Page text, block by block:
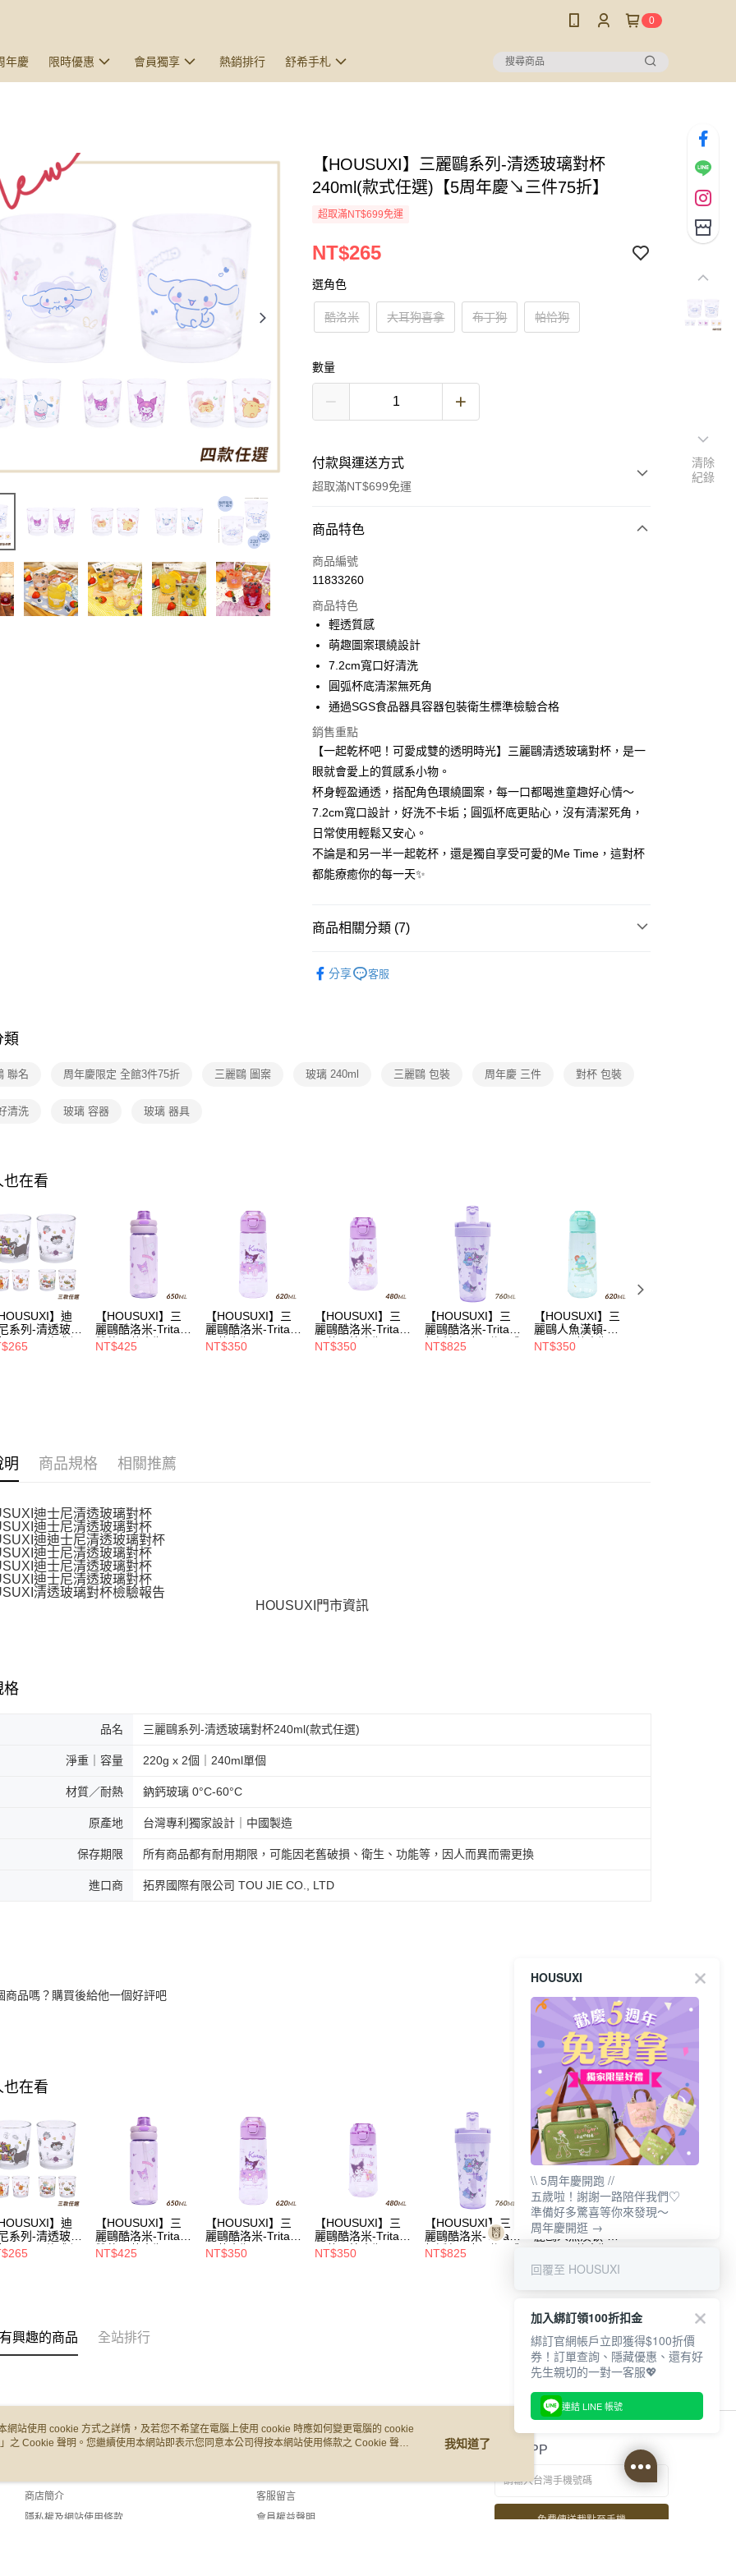
0
年慶 限時優惠 會員獨享 熱銷排行 舒希手札
【HOUSUXI】三麗鷗系列-清透玻璃對杯
240ml(款式任選)【5周年慶↘三件75折】
超取滿NT$699免運
NT$265
選角色
酷洛米 大耳狗喜拿 布丁狗 帕恰狗
數量
付款與運送方式
超取滿NT$699免運
付款方式
信用卡一次付款
LINE Pay
Apple Pay
街口支付
悠遊付
Google Pay
大哥付你分期
相關說明
【大哥付你分期使用說明】
1.本服務由台灣大哥大提供，台灣大哥大用戶可立即使用無須另外申請。
2.付款方式選擇「大哥付你分期」，訂單成立後會自動跳轉到大哥付的交易
流程，驗證手機門號後，選擇欲分期的期數、繳款截止日，確認付款後即
完成交易。
3.實際核准額度、可分期數及費用金額請依後續交易確認頁面所載為準。
無法說明評估內容。
醒簡訊。
2.透過簡訊連結打開帳單後，可選擇「超商條碼／台灣大直營門市／銀行轉
款買賣價金債權讓與本公司後，依約使用本公司帳單繳交帳款。
AFTEE先享後付
相關說明
【關於「AFTEE先享後付」】
AFTEE先享後付是「在收到商品之後才付款」的支付方式。 讓您購物簡單
３．安心：先確認商品／服務後，再付款。
１．於結帳方式選擇「AFTEE先享後付」後，將跳轉至「AFTEE先享後
先享後付繳納相關費用。
２．關於個人資料處理事宜，請瀏覽以下網址：
https://aftee.tw/terms/#terms3
３．未成年的使用者請事先徵得法定代理人或監護人之同意方可使用
「AFTEE先享後付」，若未經同意申辦者引起之損失，本公司不負相關責
４．使用「AFTEE先享後付」時，將依據個別帳號之用戶狀況，依本公司
即時審查核予不同之上限額度；若仍有額度不足之情形，本公司將視審查
結果請求用戶進行身份認證。
５．嚴禁一人註冊多個帳號或使用他人資訊註冊。若發現惡意使用之情
形，恩沛科技股份有限公司將有權停止該用戶之使用額度並採取法律行
ATM付款
運送方式
每筆NT$80，滿NT$699(含以上)免運費
每筆NT$80，滿NT$699(含以上)免運費
商品特色
商品編號
11833260
商品特色
輕透質感
萌趣圖案環繞設計
7.2cm寬口好清洗
圓弧杯底清潔無死角
通過SGS食品器具容器包裝衛生標準檢驗合格
銷售重點
【一起乾杯吧！可愛成雙的透明時光】三麗鷗清透玻璃對杯，是一
眼就會愛上的質感系小物。
杯身輕盈通透，搭配角色環繞圖案，每一口都喝進童趣好心情～
7.2cm寬口設計，好洗不卡垢；圓弧杯底更貼心，沒有清潔死角，
日常使用輕鬆又安心。
不論是和另一半一起乾杯，還是獨自享受可愛的Me Time，這對杯
都能療癒你的每一天✨
商品相關分類 (7)
﹥陶瓷 / 玻璃杯
分享 客服
類
聯名 周年慶限定 全館3件75折 三麗鷗 圖案 玻璃 240ml 三麗鷗 包裝 周年慶 三件 對杯 包裝
清洗 玻璃 容器 玻璃 器具
也在看
】迪
系列-清透玻璃
240ml(款式任
5周年慶↘三
【HOUSUXI】三
麗鷗酷洛米-Tritan
雙飲彈蓋水瓶
650ml【5周年慶↘
NT$425
【HOUSUXI】三
麗鷗酷洛米-Tritan
彈蓋水瓶
620ml(A04)【5周
NT$350
【HOUSUXI】三
麗鷗酷洛米-Tritan
彈蓋吸管水瓶
480ml(A04)【5周
NT$350
【HOUSUXI】三
麗鷗酷洛米-Tritan
輕透舒吸杯(附彈跳
吸管)760ml【5周
NT$825
【HOUSUXI】三
麗鷗人魚漢頓-
Tritan彈蓋水瓶
620ml(A04)【5周
NT$350
明 商品規格 相關推薦
格
品名 三麗鷗系列-清透玻璃對杯240ml(款式任選)
淨重｜容量 220g x 2個｜240ml單個
材質／耐熱 鈉鈣玻璃 0°C-60°C
原產地 台灣專利獨家設計｜中國製造
保存期限 所有商品都有耐用期限，可能因老舊破損、衛生、功能等，因人而異而需更換
進口商 拓界國際有限公司 TOU JIE CO., LTD
商品嗎？購買後給他一個好評吧
也在看
】迪
系列-清透玻璃
240ml(款式任
5周年慶↘三
【HOUSUXI】三
麗鷗酷洛米-Tritan
雙飲彈蓋水瓶
650ml【5周年慶↘
NT$425
【HOUSUXI】三
麗鷗酷洛米-Tritan
彈蓋水瓶
620ml(A04)【5周
NT$350
【HOUSUXI】三
麗鷗酷洛米-Tritan
彈蓋吸管水瓶
480ml(A04)【5周
NT$350
【HOUSUXI】三
麗鷗酷洛米-Tritan
輕透舒吸杯(附彈跳
吸管)760ml【5周
NT$825
【HOUSUXI】三
麗鷗人魚漢頓-
620ml(A04)【5周
年慶↘三件75折】
興趣的商品 全站排行
關於我們
商店簡介
隱私權及網站使用條款
客服資訊
客服留言
會員權益聲明
官方APP
免費傳送載點至手機
清除
紀錄
網站使用 cookie 方式之詳情，及若您不希望在電腦上使用 cookie 時應如何變更電腦的 cookie
」之 Cookie 聲明。您繼續使用本網站即表示您同意本公司得按本網站使用條款之 Cookie 聲明
我知道了
HOUSUXI
\\ 5周年慶開跑 //
五歲啦！謝謝一路陪伴我們♡
準備好多驚喜等你來發現～
周年慶開逛 →
回覆至 HOUSUXI
加入綁訂領100折扣金
綁訂官網帳戶立即獲得$100折價
券！訂單查詢、隱藏優惠、還有好
先生親切的一對一客服💖
連結 LINE 帳號